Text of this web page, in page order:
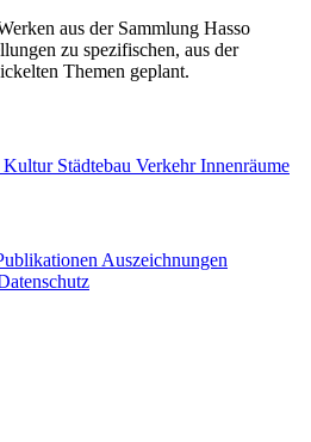
aus der Sammlung Hasso
zu spezifischen, aus der
Themen geplant.
Kultur Städtebau VerkehrInnenräume
Auszeichnungen